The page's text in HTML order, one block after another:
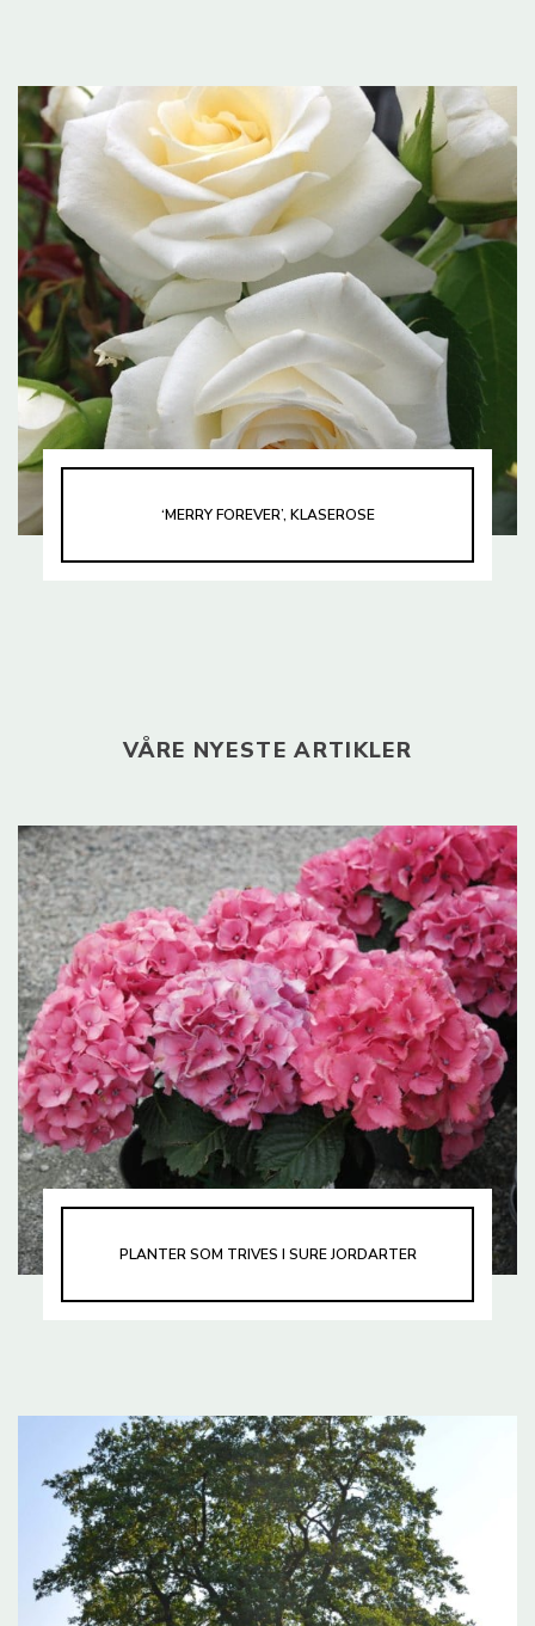
‘MERRY FOREVER’, KLASEROSE
VÅRE NYESTE ARTIKLER
PLANTER SOM TRIVES I SURE JORDARTER